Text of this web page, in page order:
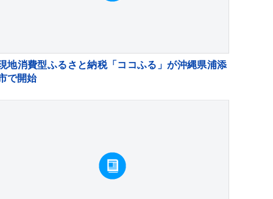
地消費型ふるさと納税「ココふる」が沖縄県浦添
で開始